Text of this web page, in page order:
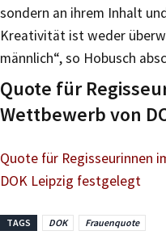
sondern an ihrem Inhalt
Kreativität ist weder
männlich“, so Hobusch
Quote für
Wettbewerb von
Quote für Regisseurinnen
DOK Leipzig festgelegt
TAGS DOK Frauenquote